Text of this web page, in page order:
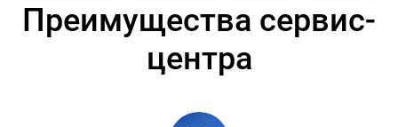
Преимущества сервис-
центра